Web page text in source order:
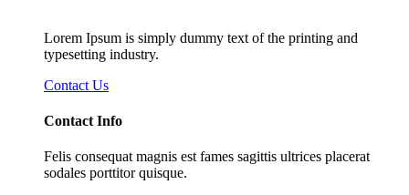
Lorem Ipsum is simply dummy text of the printing and
typesetting industry.
Contact Us
Contact Info
Felis consequat magnis est fames sagittis ultrices placerat
sodales porttitor quisque.